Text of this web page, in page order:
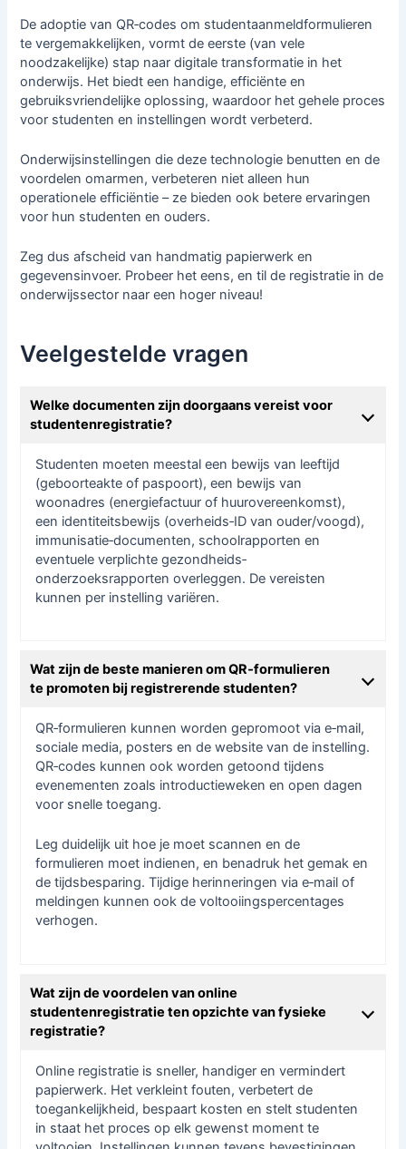
De adoptie van QR‑codes om studentaanmeldformulieren
te vergemakkelijken, vormt de eerste (van vele
noodzakelijke) stap naar digitale transformatie in het
onderwijs. Het biedt een handige, efficiënte en
gebruiksvriendelijke oplossing, waardoor het gehele proces
voor studenten en instellingen wordt verbeterd.
Onderwijsinstellingen die deze technologie benutten en de
voordelen omarmen, verbeteren niet alleen hun
operationele efficiëntie – ze bieden ook betere ervaringen
voor hun studenten en ouders.
Zeg dus afscheid van handmatig papierwerk en
gegevensinvoer. Probeer het eens, en til de registratie in de
onderwijssector naar een hoger niveau!
Veelgestelde vragen
Welke documenten zijn doorgaans vereist voor
studentenregistratie?
Studenten moeten meestal een bewijs van leeftijd
(geboorteakte of paspoort), een bewijs van
woonadres (energiefactuur of huurovereenkomst),
een identiteitsbewijs (overheids‑ID van ouder/voogd),
immunisatie‑documenten, schoolrapporten en
eventuele verplichte gezondheids­
onderzoeksrapporten overleggen. De vereisten
kunnen per instelling variëren.
Wat zijn de beste manieren om QR‑formulieren
te promoten bij registrerende studenten?
QR‑formulieren kunnen worden gepromoot via e‑mail,
sociale media, posters en de website van de instelling.
QR‑codes kunnen ook worden getoond tijdens
evenementen zoals introductieweken en open dagen
voor snelle toegang.
Leg duidelijk uit hoe je moet scannen en de
formulieren moet indienen, en benadruk het gemak en
de tijdsbesparing. Tijdige herinneringen via e‑mail of
meldingen kunnen ook de voltooiingspercentages
verhogen.
Wat zijn de voordelen van online
studentenregistratie ten opzichte van fysieke
registratie?
Online registratie is sneller, handiger en vermindert
papierwerk. Het verkleint fouten, verbetert de
toegankelijkheid, bespaart kosten en stelt studenten
in staat het proces op elk gewenst moment te